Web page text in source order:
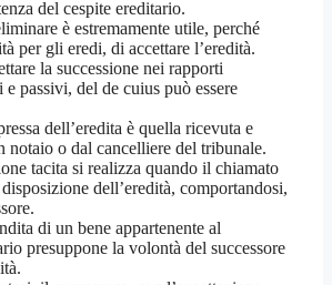
del cespite ereditario.
è estremamente utile, perché
per gli eredi, di accettare l’eredità.
la successione nei rapporti
passivi, del de cuius può essere
dell’eredita è quella ricevuta e
notaio o dal cancelliere del tribunale.
tacita si realizza quando il chiamato
dell’eredità, comportandosi,
di un bene appartenente al
presuppone la volontà del successore